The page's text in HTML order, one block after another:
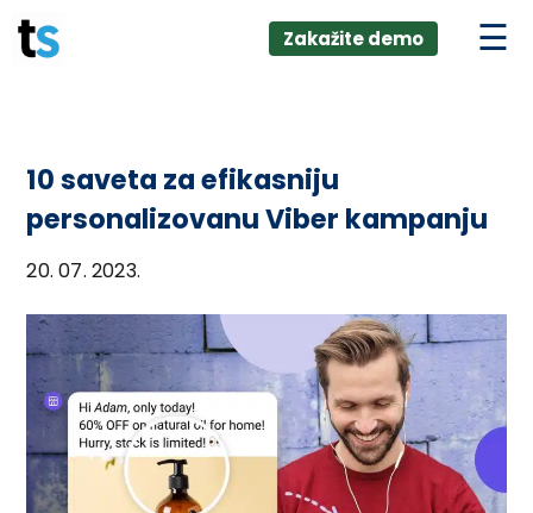
Skip
to
AI +
Zakažite demo
10 saveta za efikasniju
personalizovanu Viber kampanju
20. 07. 2023.